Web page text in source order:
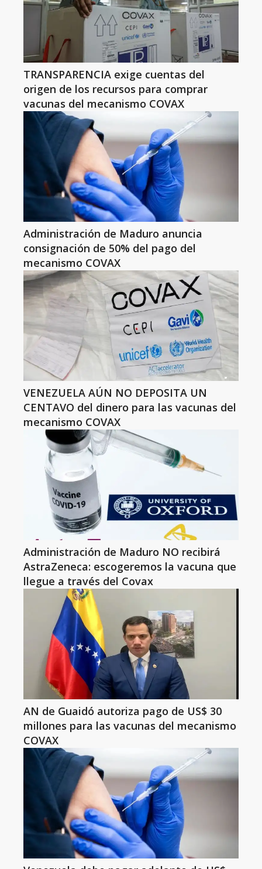
TRANSPARENCIA exige cuentas del
origen de los recursos para comprar
vacunas del mecanismo COVAX
Administración de Maduro anuncia
consignación de 50% del pago del
mecanismo COVAX
VENEZUELA AÚN NO DEPOSITA UN
CENTAVO del dinero para las vacunas del
mecanismo COVAX
Administración de Maduro NO recibirá
AstraZeneca: escogeremos la vacuna que
llegue a través del Covax
AN de Guaidó autoriza pago de US$ 30
millones para las vacunas del mecanismo
COVAX